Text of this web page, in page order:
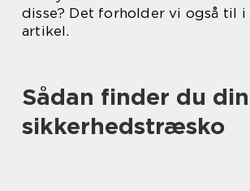
disse? Det forholder vi også til i
artikel.
Sådan finder du
sikkerhedstræsko